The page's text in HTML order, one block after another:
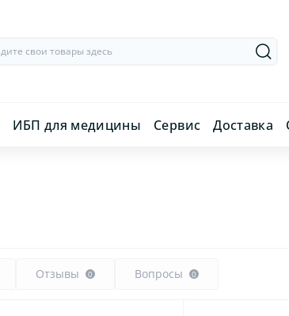
ИБП для медицины Сервис Доставка
Отзывы 0 Вопросы 0